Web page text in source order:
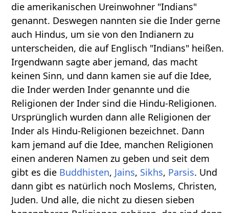
die amerikanischen Ureinwohner "Indians"
genannt. Deswegen nannten sie die Inder gerne
auch Hindus, um sie von den Indianern zu
unterscheiden, die auf Englisch "Indians" heißen.
Irgendwann sagte aber jemand, das macht
keinen Sinn, und dann kamen sie auf die Idee,
die Inder werden Inder genannte und die
Religionen der Inder sind die Hindu-Religionen.
Ursprünglich wurden dann alle Religionen der
Inder als Hindu-Religionen bezeichnet. Dann
kam jemand auf die Idee, manchen Religionen
einen anderen Namen zu geben und seit dem
gibt es die Buddhisten, Jains, Sikhs, Parsis. Und
dann gibt es natürlich noch Moslems, Christen,
Juden. Und alle, die nicht zu diesen sieben